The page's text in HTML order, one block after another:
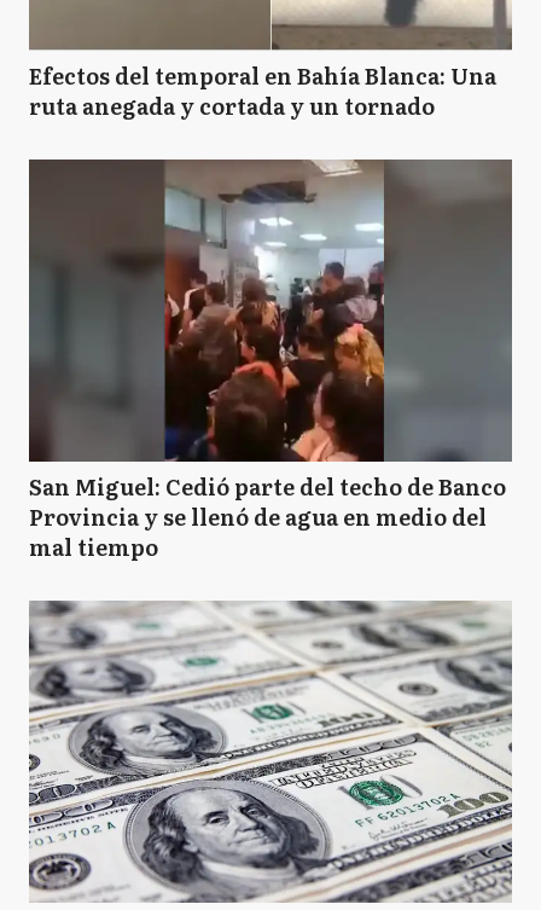
Efectos del temporal en Bahía Blanca: Una
ruta anegada y cortada y un tornado
San Miguel: Cedió parte del techo de Banco
Provincia y se llenó de agua en medio del
mal tiempo